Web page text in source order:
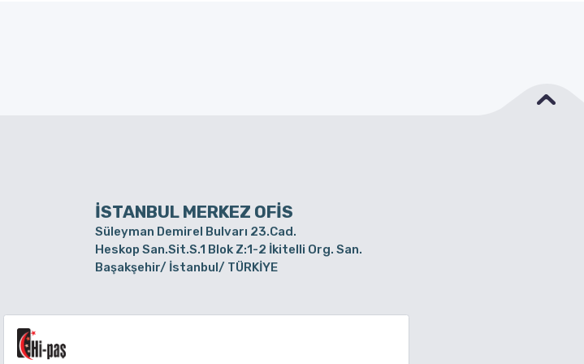
İSTANBUL MERKEZ OFİS
Süleyman Demirel Bulvarı 23.Cad.
Heskop San.Sit.S.1 Blok Z:1-2 İkitelli Org. San.
Başakşehir/ İstanbul/ TÜRKİYE
BURSA ŞUBE